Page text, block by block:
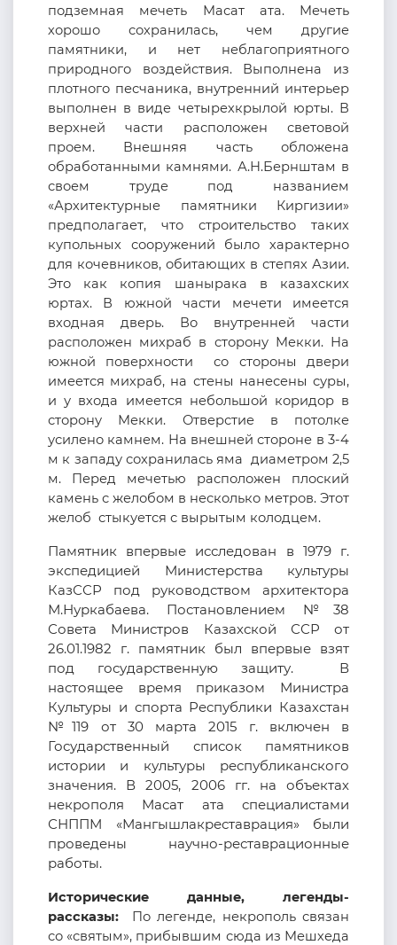
подземная мечеть Масат ата.
Мечеть
хорошо сохранилась, чем другие
памятники, и нет неблагоприятного
природного воздействия. Выполнена из
плотного песчаника, внутренний интерьер
выполнен в виде четырехкрылой юрты. В
верхней части расположен световой
проем. Внешняя часть обложена
обработанными камнями. А.Н.Бернштам в
своем труде под названием
«Архитектурные памятники Киргизии»
предполагает, что строительство таких
купольных сооружений было характерно
для кочевников, обитающих в степях Азии.
Это как копия шанырака в казахских
юртах. В южной части мечети имеется
входная дверь. Во внутренней части
расположен михраб в сторону Мекки. На
южной поверхности со стороны двери
имеется михраб, на стены нанесены суры,
и у входа имеется небольшой коридор в
сторону Мекки. Отверстие в потолке
усилено камнем. На внешней стороне в 3-4
м к западу сохранилась яма диаметром 2,5
м. Перед мечетью расположен плоский
камень с желобом в несколько метров. Этот
желоб стыкуется с вырытым колодцем.
Памятник впервые исследован в 1979 г.
экспедицией Министерства культуры
КазССР под руководством архитектора
М.Нуркабаева. Постановлением №38
Совета Министров Казахской ССР от
26.01.1982 г. памятник был впервые взят
под государственную защиту. В
настоящее время приказом Министра
Культуры и спорта Республики Казахстан
№119 от 30 марта 2015 г. включен в
Государственный список памятников
истории и культуры республиканского
значения. В 2005, 2006 гг. на объектах
некрополя Масат ата специалистами
СНППМ «Мангышлакреставрация» были
проведены научно-реставрационные
работы.
Исторические данные, легенды-
рассказы: По легенде, некрополь связан
со «святым», прибывшим сюда из Мешхеда